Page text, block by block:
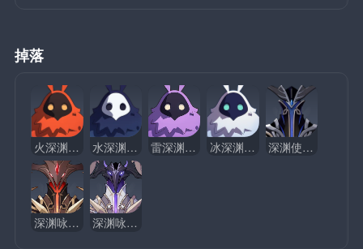
掉落
火深渊法师 水深渊法师 雷深渊法师 冰深渊法师 深渊使徒·激流
深渊咏者·渊火 深渊咏者·紫电